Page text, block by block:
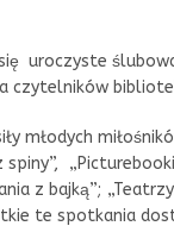
uroczyste
czytelników
młodych
spiny”,
z bajką”;
te spotkania